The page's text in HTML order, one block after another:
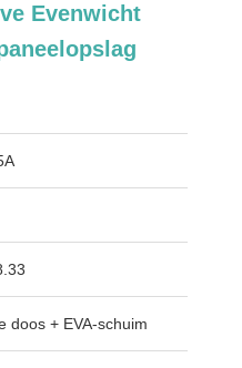
Evenwicht
doos + EVA-schuim